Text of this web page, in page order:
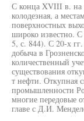
С конца XVIII в. на
колодезная, а
поверхностных
широко известно.
5, с. 844). С 20-х
добыча в
количественный
существования
т нефти. Откупная
промышленности
многие передовые
главе с Д.И.